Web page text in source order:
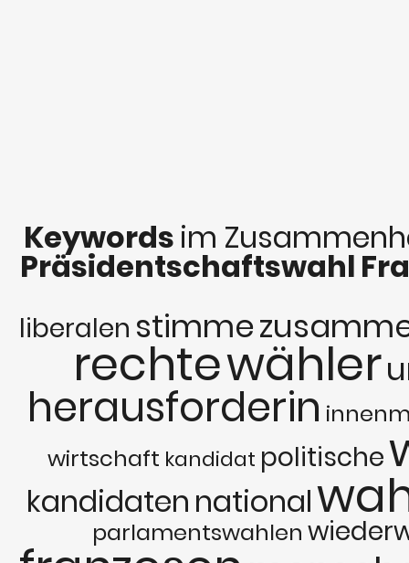
Keywords im
Präsidentschaftswahl
liberalen stimme
rechtewähler
herausforderin
wirtschaft kandidat politische
kandidaten national
parlamentswahlen